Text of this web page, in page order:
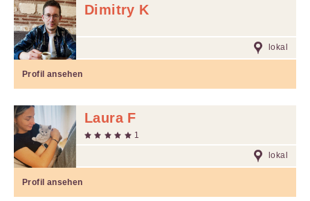
Dimitry K
lokal
Profil ansehen
Laura F
1
lokal
Profil ansehen